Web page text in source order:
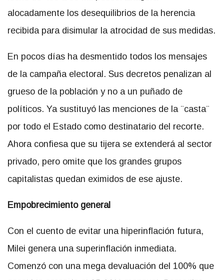
alocadamente los desequilibrios de la herencia
recibida para disimular la atrocidad de sus medidas.
En pocos días ha desmentido todos los mensajes
de la campaña electoral. Sus decretos penalizan al
grueso de la población y no a un puñado de
políticos. Ya sustituyó las menciones de la ¨casta¨
por todo el Estado como destinatario del recorte.
Ahora confiesa que su tijera se extenderá al sector
privado, pero omite que los grandes grupos
capitalistas quedan eximidos de ese ajuste.
Empobrecimiento general
Con el cuento de evitar una hiperinflación futura,
Milei genera una superinflación inmediata.
Comenzó con una mega devaluación del 100% que